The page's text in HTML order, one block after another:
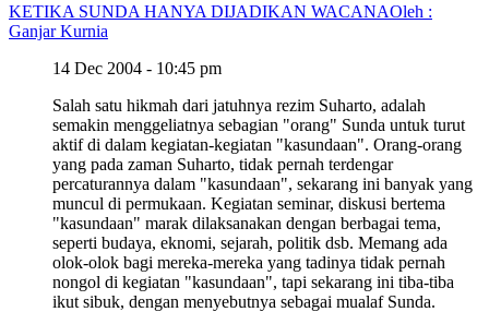
KETIKA SUNDA HANYA DIJADIKAN WACANAOleh :
Ganjar Kurnia
14 Dec 2004 - 10:45 pm
Salah satu hikmah dari jatuhnya rezim Suharto, adalah
semakin menggeliatnya sebagian "orang" Sunda untuk turut
aktif di dalam kegiatan-kegiatan "kasundaan". Orang-orang
yang pada zaman Suharto, tidak pernah terdengar
percaturannya dalam "kasundaan", sekarang ini banyak yang
muncul di permukaan. Kegiatan seminar, diskusi bertema
"kasundaan" marak dilaksanakan dengan berbagai tema,
seperti budaya, eknomi, sejarah, politik dsb. Memang ada
olok-olok bagi mereka-mereka yang tadinya tidak pernah
nongol di kegiatan "kasundaan", tapi sekarang ini tiba-tiba
ikut sibuk, dengan menyebutnya sebagai mualaf Sunda.